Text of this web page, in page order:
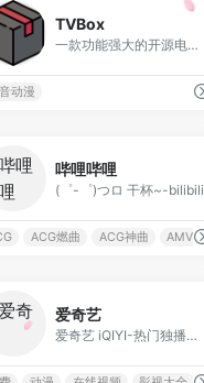
TVBox
一款功能强大的开源电视盒子软件
动漫
哔哩哔哩
(゜-゜)つロ 干杯~-bilibili
ACG燃曲 ACG神曲 AMV
爱奇艺
爱奇艺 iQIYI-热门独播剧集在线观看